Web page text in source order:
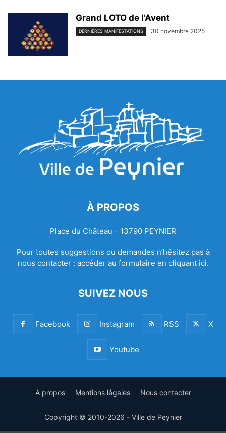
Grand LOTO de l’Avent
DERNIÈRES MANIFESTATIONS 30 novembre 2025
À PROPOS
Place du Château - 13790 PEYNIER
Pour toutes suggestions ou demandes n’hésitez pas à
nous contacter : accéder au formulaire en cliquant ici.
SUIVEZ NOUS
Facebook Instagram RSS X
Youtube
A propos Mentions légales Nous contacter
Copyright © 2010-2026 - Ville de Peynier